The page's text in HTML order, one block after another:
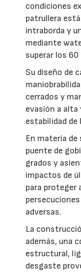
condiciones
patrullera
intraborda y
mediante
superar los
Su diseño de
cerrados y
evasión a alta
estabilidad de
En materia de
puente de
grados y
impactos de
para proteger
adversas.
La
además, una
estructural,
desgaste